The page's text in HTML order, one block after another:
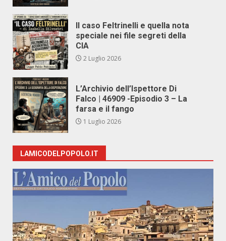
Il caso Feltrinelli e quella nota
speciale nei file segreti della
CIA
2 Luglio 2026
L’Archivio dell’Ispettore Di
Falco | 46909 -Episodio 3 – La
farsa e il fango
1 Luglio 2026
LAMICODELPOPOLO.IT